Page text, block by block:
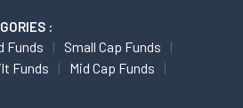
:
Funds
Small Cap Funds
Funds
Mid Cap Funds